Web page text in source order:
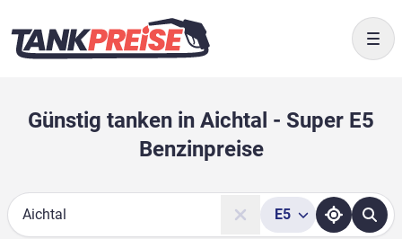
Günstig tanken in Aichtal - Super E5
Benzinpreise
Suche
E5